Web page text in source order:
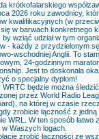
krótkofalarskiego
2026 roku zawodnicy,
kwalifikacyjnych (w
w barwach konkretnego
by wziąć udział w tym
- każdy z przydzielonym
wschodniej Anglii. To
24-godzinnym
Jest to doskonała
o specjalny dyplom!
WRTC będzie można
przez World Radio
na której w czasie
zrobicie łączność z
WRL. W ten sposób
Waszych logach.
zrobić łączności ze